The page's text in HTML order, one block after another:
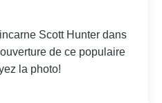
Scott Hunter dans
de ce populaire
la photo!